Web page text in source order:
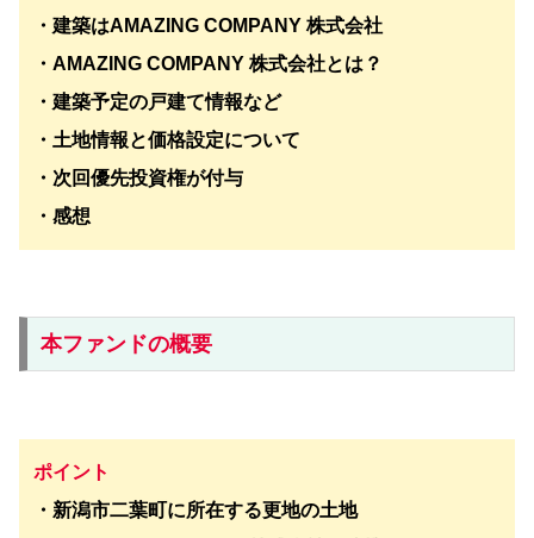
・建築はAMAZING COMPANY 株式会社
・AMAZING COMPANY 株式会社とは？
・建築予定の戸建て情報など
・ 土地情報と価格設定について
・次回優先投資権が付与
・感想
本ファンドの概要
ポイント
・新潟市二葉町に所在する更地の土地